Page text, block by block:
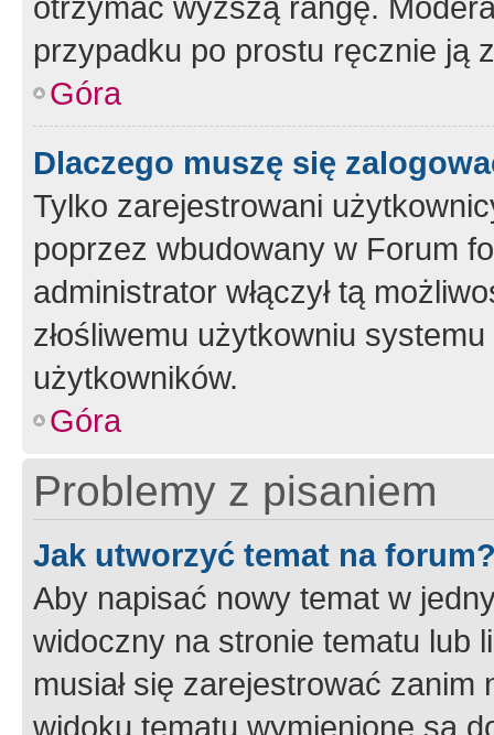
przypadku po prostu ręcznie ją
Góra
Dlaczego muszę się
Tylko zarejestrowani
poprzez wbudowany w Forum
administrator włączył tą
złośliwemu użytkowniu
użytkowników.
Góra
Problemy z pisaniem
Jak utworzyć temat na
Aby napisać nowy temat w
widoczny na stronie tematu lub
musiał się zarejestrować
widoku tematu wymienione są